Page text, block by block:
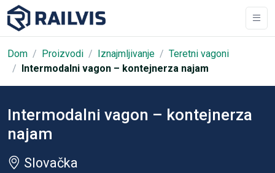
Dom Proizvodi Iznajmljivanje
Teretni vagoni
Intermodalni vagon – kontejnerza najam
Intermodalni vagon – kontejnerza
najam
Slovačka